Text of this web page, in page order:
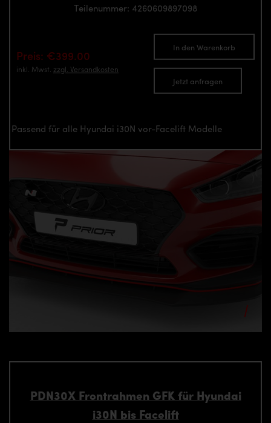
Teilenummer: 4260609897098
Preis: €399.00
inkl. Mwst. zzgl. Versandkosten
In den Warenkorb
Jetzt anfragen
Passend für alle Hyundai i30N vor-Facelift Modelle
PDN30X Frontrahmen GFK für Hyundai
i30N bis Facelift